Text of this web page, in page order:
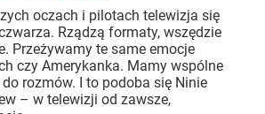
oczach i pilotach telewizja się
Rządzą formaty, wszędzie
Przeżywamy te same emocje
czy Amerykanka. Mamy wspólne
rozmów. I to podoba się Ninie
– w telewizji od zawsze,